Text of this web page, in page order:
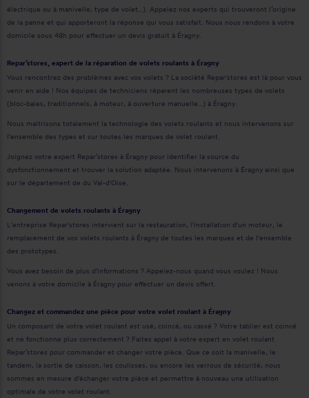
électrique ou à manivelle, type de volet…). Appelez nos experts qui trouveront l’origine
de la panne et qui apporteront la réponse qui vous satisfait. Nous nous rendons à votre
domicile sous 48h pour effectuer un devis gratuit à Éragny.
Repar’stores, expert de la réparation de volets roulants à Éragny
Vous rencontrez des problèmes avec vos volets ? La société Repar'stores est là pour vous
venir en aide ! Nos équipes de techniciens réparent les nombreuses types de volets
(bloc-baies, traditionnels, à moteur, à ouverture manuelle…) à Éragny.
Nous maitrisons totalement la technologie des volets roulants et nous intervenons sur
l'ensemble des types et sur toutes les marques de volet roulant.
Joignez votre expert Repar’stores à Éragny pour identifier la source du
dysfonctionnement et trouver la solution adaptée. Nous intervenons à Éragny ainsi que
sur le département de du Val-d'Oise.
Changement de volets roulants à Éragny
L'entreprise Repar'stores intervient sur la restauration, l'installation d'un moteur, le
remplacement de vos volets roulants à Éragny de toutes les marques et de l'ensemble
des prototypes.
Vous avez besoin de plus d'informations ? Appelez-nous quand vous voulez ! Nous
venons à votre domicile à Éragny pour effectuer un devis offert.
Changez et commandez une pièce pour votre volet roulant à Éragny
Un composant de votre volet roulant est usé, coincé, ou cassé ? Votre tablier est coincé
et ne fonctionne plus correctement ? Faites appel à votre expert en volet roulant
Repar’stores pour commander et changer votre pièce. Que ce soit la manivelle, le
tandem, la sortie de caisson, les coulisses, ou encore les verrous de sécurité, nous
sommes en mesure d'échanger votre pièce et permettre à nouveau une utilisation
optimale de votre volet roulant.